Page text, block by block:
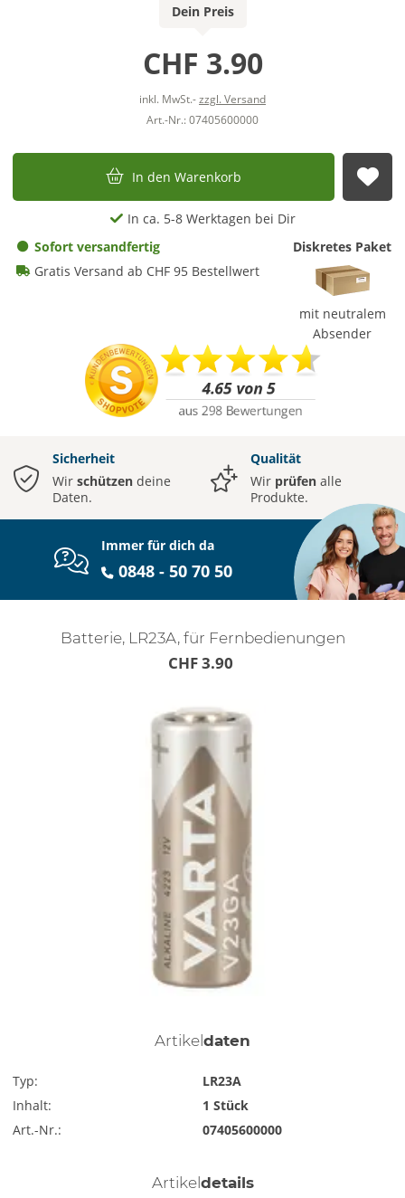
Dein Preis
CHF 3.90
inkl. MwSt.-zzgl. Versand
Art.-Nr.: 07405600000
In den Warenkorb
In ca. 5-8 Werktagen bei Dir
Sofort versandfertig
Gratis Versand ab CHF 95 Bestellwert
Diskretes Paket
mit neutralem
Absender
Sicherheit
Wir schützen deine
Daten.
Qualität
Wir prüfen alle
Produkte.
Immer für dich da
0848 - 50 70 50
Batterie, LR23A, für Fernbedienungen
CHF 3.90
Artikeldaten
Typ:
LR23A
Inhalt:
1 Stück
Art.-Nr.:
07405600000
Artikeldetails